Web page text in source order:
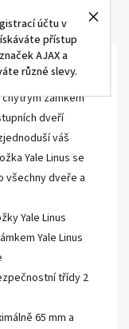
účtu v
přístup
AJAX a
různé slevy.
zámkem
dveří
váš
Yale Linus se
všechny dveře a
Yale Linus
Yale Linus
třídy 2
65 mm a